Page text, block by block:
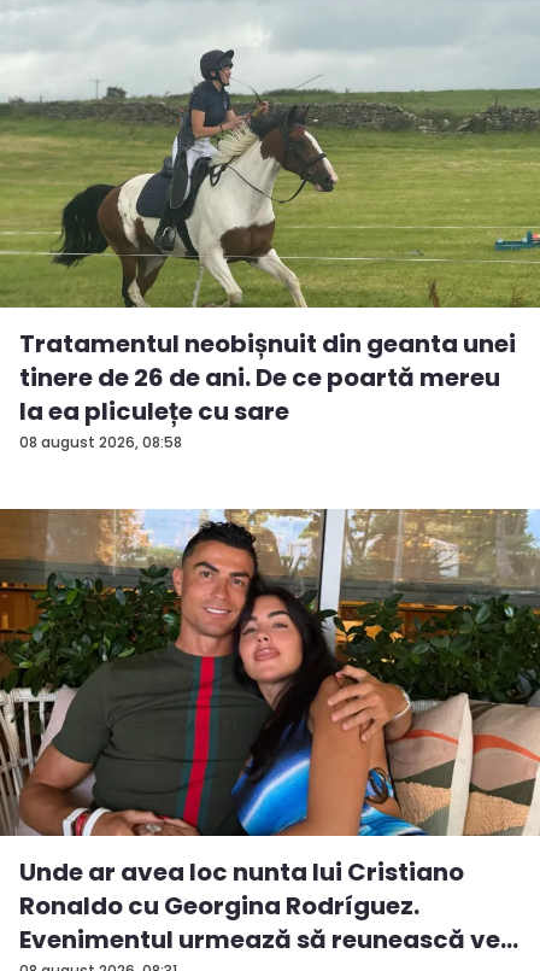
08 august 2026, 08:58
Tratamentul neobișnuit din geanta unei
tinere de 26 de ani. De ce poartă mereu
la ea pliculețe cu sare
Unde ar avea loc nunta lui Cristiano
Ronaldo cu Georgina Rodríguez.
Evenimentul urmează să reunească ve...